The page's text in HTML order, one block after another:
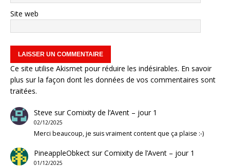
Site web
Ce site utilise Akismet pour réduire les indésirables. En savoir
plus sur la façon dont les données de vos commentaires sont
traitées.
Steve surComixity de l’Avent – jour 1
02/12/2025
Merci beaucoup, je suis vraiment content que ça plaise :-)
PineappleObkectsurComixity de l’Avent – jour 1
01/12/2025